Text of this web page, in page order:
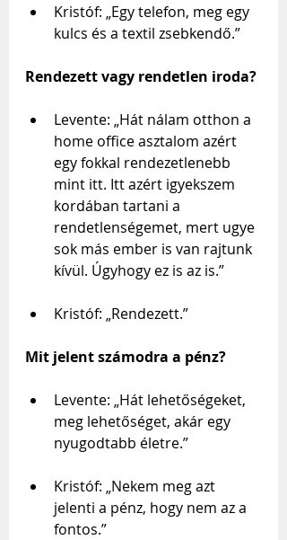
Kristóf: „Egy telefon, meg egy
kulcs és a textil zsebkendő.”
Rendezett vagy rendetlen iroda?
Levente: „Hát nálam otthon a
home office asztalom azért
egy fokkal rendezetlenebb
mint itt. Itt azért igyekszem
kordában tartani a
rendetlenségemet, mert ugye
sok más ember is van rajtunk
kívül. Úgyhogy ez is az is.”
Kristóf: „Rendezett.”
Mit jelent számodra a pénz?
Levente: „Hát lehetőségeket,
meg lehetőséget, akár egy
nyugodtabb életre.”
Kristóf: „Nekem meg azt
jelenti a pénz, hogy nem az a
fontos.”